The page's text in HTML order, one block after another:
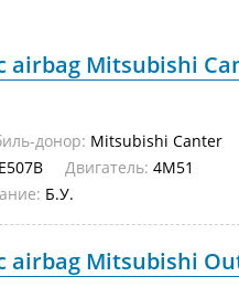
airbag Mitsubishi
донор: Mitsubishi Canter
Двигатель: 4M51
Б.У.
airbag Mitsubishi